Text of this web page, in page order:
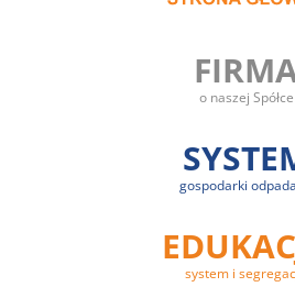
o naszej Spółce
gospodarki
system i